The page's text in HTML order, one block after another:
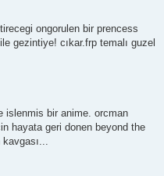
ongorulen bir prencess
gezintiye! cıkar.frp temalı guzel
islenmis bir anime. orcman
hayata geri donen beyond the